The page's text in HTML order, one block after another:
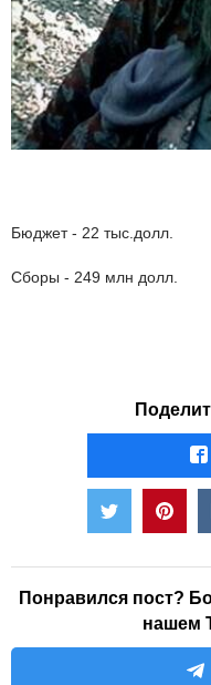
Бюджет - 22 тыс.долл.
Сборы - 249 млн долл.
Понравился пост?
нашем